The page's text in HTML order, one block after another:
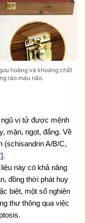
hoàng và khoáng chất
rào máu não.
vị tử được mệnh
mặn, ngọt, đắng. Về
(schisandrin A/B/C,
].
này có khả năng
đồng thời phát huy
biệt, một số nghiên
thư thông qua việc